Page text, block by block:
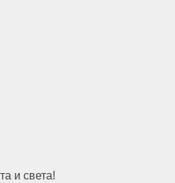
и света!